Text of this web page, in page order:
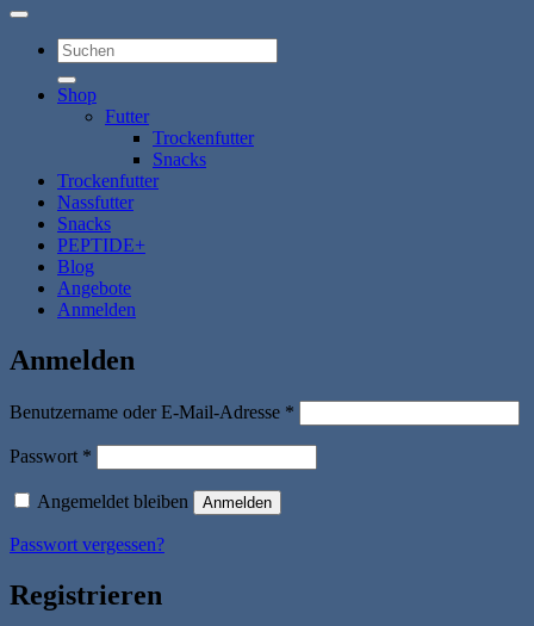
Suchen
nach:
Shop
Futter
Trockenfutter
Snacks
Trockenfutter
Nassfutter
Snacks
PEPTIDE+
Blog
Angebote
Anmelden
Anmelden
Benutzername oder E-Mail-Adresse *
Passwort *
Angemeldet bleiben Anmelden
Passwort vergessen?
Registrieren